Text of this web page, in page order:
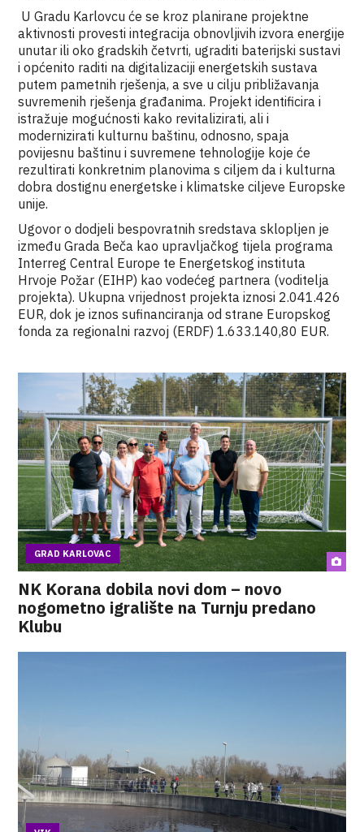
U Gradu Karlovcu će se kroz planirane projektne
aktivnosti provesti integracija obnovljivih izvora energije
unutar ili oko gradskih četvrti, ugraditi baterijski sustavi
i općenito raditi na digitalizaciji energetskih sustava
putem pametnih rješenja, a sve u cilju približavanja
suvremenih rješenja građanima. Projekt identificira i
istražuje mogućnosti kako revitalizirati, ali i
modernizirati kulturnu baštinu, odnosno, spaja
povijesnu baštinu i suvremene tehnologije koje će
rezultirati konkretnim planovima s ciljem da i kulturna
dobra dostignu energetske i klimatske ciljeve Europske
unije.
Ugovor o dodjeli bespovratnih sredstava sklopljen je
između Grada Beča kao upravljačkog tijela programa
Interreg Central Europe te Energetskog instituta
Hrvoje Požar (EIHP) kao vodećeg partnera (voditelja
projekta). Ukupna vrijednost projekta iznosi 2.041.426
EUR, dok je iznos sufinanciranja od strane Europskog
fonda za regionalni razvoj (ERDF) 1.633.140,80 EUR.
GRAD KARLOVAC
NK Korana dobila novi dom – novo
nogometno igralište na Turnju predano
Klubu